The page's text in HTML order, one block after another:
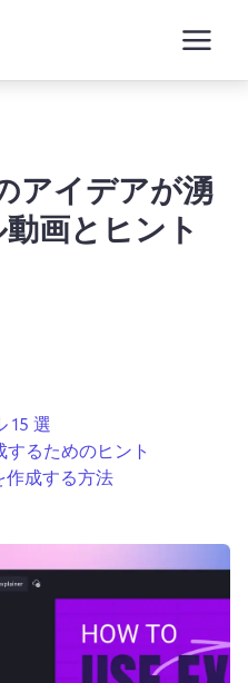
アイデアが湧
画とヒント
15 選
るためのヒント
作成する方法